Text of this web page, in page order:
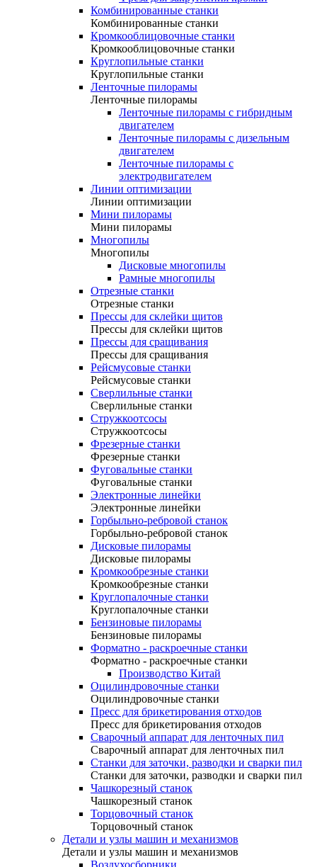
Комбинированные станки
Комбинированные станки
Кромкооблицовочные станки
Кромкооблицовочные станки
Круглопильные станки
Круглопильные станки
Ленточные пилорамы
Ленточные пилорамы
Ленточные пилорамы с гибридным
двигателем
Ленточные пилорамы с дизельным
двигателем
Ленточные пилорамы с
электродвигателем
Линии оптимизации
Линии оптимизации
Мини пилорамы
Мини пилорамы
Многопилы
Многопилы
Дисковые многопилы
Рамные многопилы
Отрезные станки
Отрезные станки
Прессы для склейки щитов
Прессы для склейки щитов
Прессы для сращивания
Прессы для сращивания
Рейсмусовые станки
Рейсмусовые станки
Сверлильные станки
Сверлильные станки
Стружкоотсосы
Стружкоотсосы
Фрезерные станки
Фрезерные станки
Фуговальные станки
Фуговальные станки
Электронные линейки
Электронные линейки
Горбыльно-ребровой станок
Горбыльно-ребровой станок
Дисковые пилорамы
Дисковые пилорамы
Кромкообрезные станки
Кромкообрезные станки
Круглопалочные станки
Круглопалочные станки
Бензиновые пилорамы
Бензиновые пилорамы
Форматно - раскроечные станки
Форматно - раскроечные станки
Производство Китай
Оцилиндровочные станки
Оцилиндровочные станки
Пресс для брикетирования отходов
Пресс для брикетирования отходов
Сварочный аппарат для ленточных пил
Сварочный аппарат для ленточных пил
Станки для заточки, разводки и сварки пил
Станки для заточки, разводки и сварки пил
Чашкорезный станок
Чашкорезный станок
Торцовочный станок
Торцовочный станок
Детали и узлы машин и механизмов
Детали и узлы машин и механизмов
Воздухосборники